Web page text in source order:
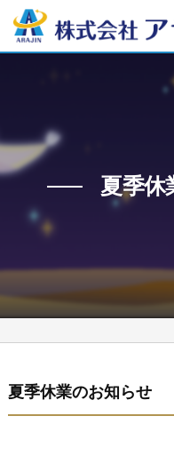
夏季休
夏季休業のお知らせ